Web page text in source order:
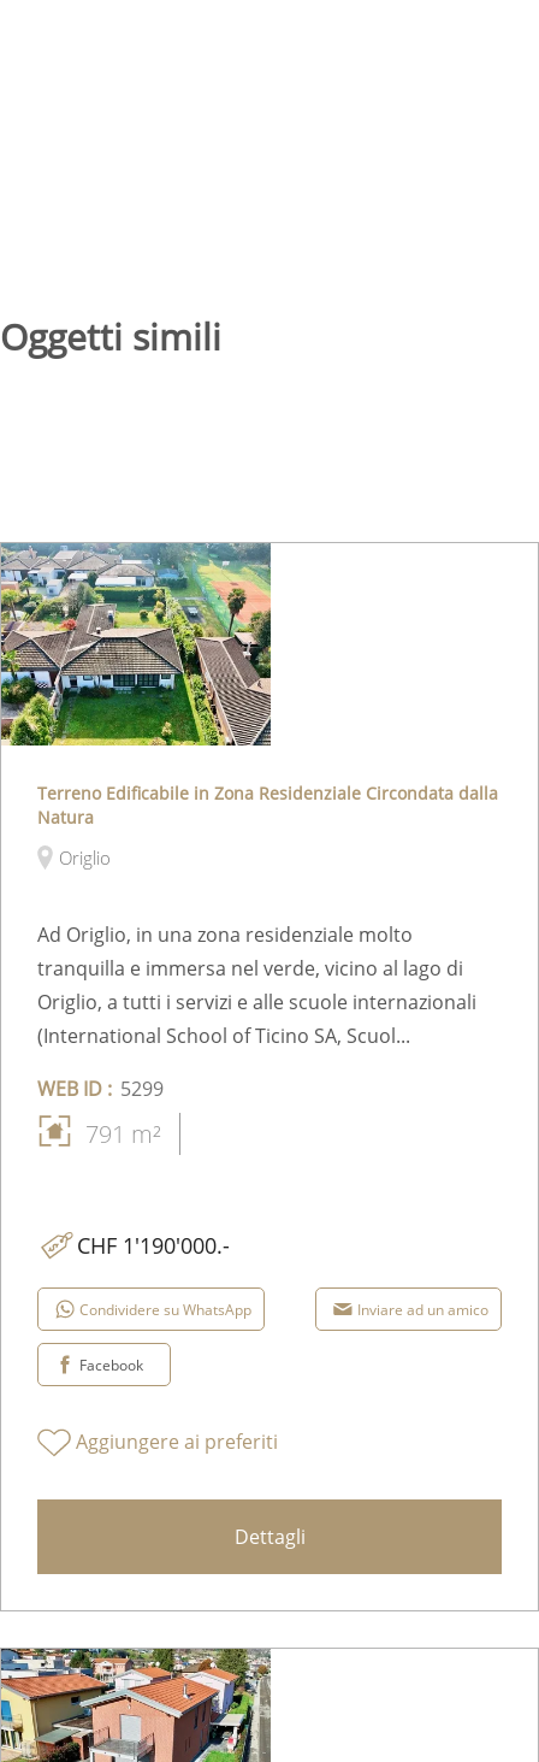
Oggetti simili
Terreno Edificabile in Zona Residenziale Circondata dalla
Natura
Origlio
Ad Origlio, in una zona residenziale molto
tranquilla e immersa nel verde, vicino al lago di
Origlio, a tutti i servizi e alle scuole internazionali
(International School of Ticino SA, Scuol...
WEB ID : 5299
791 m²
CHF 1'190'000.-
Condividere su WhatsApp Inviare ad un amico
Facebook
Aggiungere ai preferiti
Dettagli